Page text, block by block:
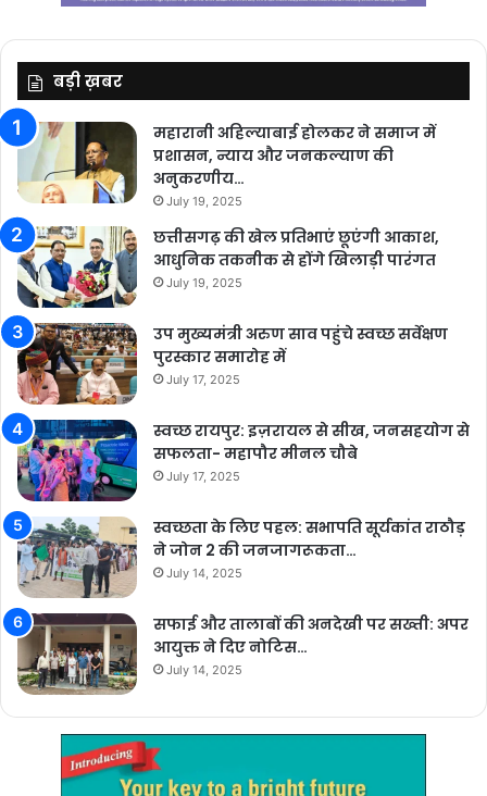
बड़ी ख़बर
महारानी अहिल्याबाई होलकर ने समाज में
प्रशासन, न्याय और जनकल्याण की
अनुकरणीय…
July 19, 2025
छत्तीसगढ़ की खेल प्रतिभाएं छूएंगी आकाश,
आधुनिक तकनीक से होंगे खिलाड़ी पारंगत
July 19, 2025
उप मुख्यमंत्री अरुण साव पहुंचे स्वच्छ सर्वेक्षण
पुरस्कार समारोह में
July 17, 2025
स्वच्छ रायपुर: इज़रायल से सीख, जनसहयोग से
सफलता- महापौर मीनल चौबे
July 17, 2025
स्वच्छता के लिए पहल: सभापति सूर्यकांत राठौड़
ने जोन 2 की जनजागरूकता…
July 14, 2025
सफाई और तालाबों की अनदेखी पर सख्ती: अपर
आयुक्त ने दिए नोटिस…
July 14, 2025